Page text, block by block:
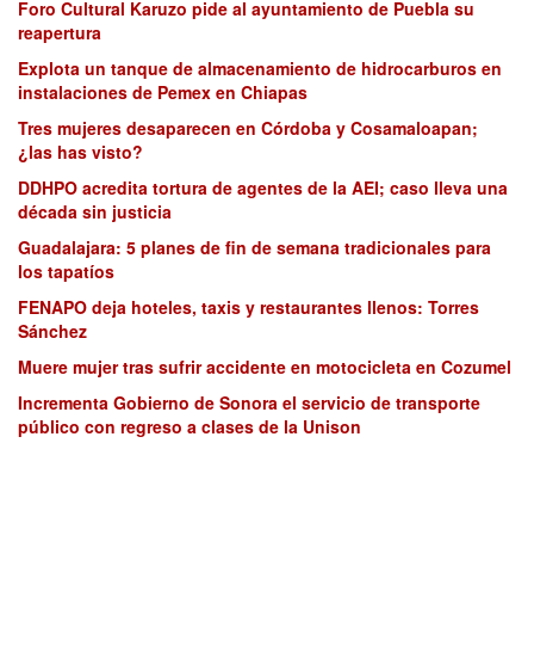
Foro Cultural Karuzo pide al ayuntamiento de Puebla su
reapertura
Explota un tanque de almacenamiento de hidrocarburos en
instalaciones de Pemex en Chiapas
Tres mujeres desaparecen en Córdoba y Cosamaloapan;
¿las has visto?
DDHPO acredita tortura de agentes de la AEI; caso lleva una
década sin justicia
Guadalajara: 5 planes de fin de semana tradicionales para
los tapatíos
FENAPO deja hoteles, taxis y restaurantes llenos: Torres
Sánchez
Muere mujer tras sufrir accidente en motocicleta en Cozumel
Incrementa Gobierno de Sonora el servicio de transporte
público con regreso a clases de la Unison